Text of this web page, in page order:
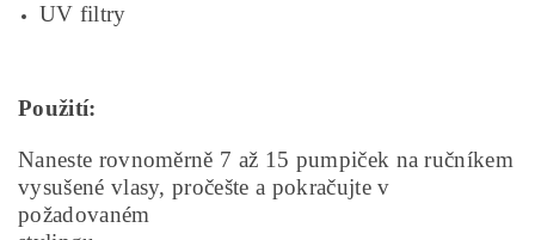
UV filtry
Použití:
Naneste rovnoměrně 7 až 15 pumpiček na ručníkem
vysušené vlasy, pročešte a pokračujte v
požadovaném